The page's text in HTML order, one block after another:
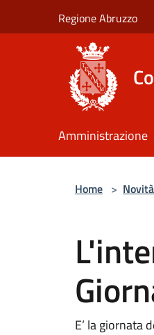
Regione Abruzzo
Amministrazione
Home > Novità
E’ la giornata